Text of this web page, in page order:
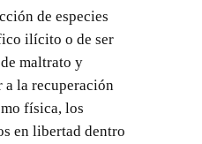
de especies
ilícito o de ser
maltrato y
a la recuperación
física, los
en libertad dentro